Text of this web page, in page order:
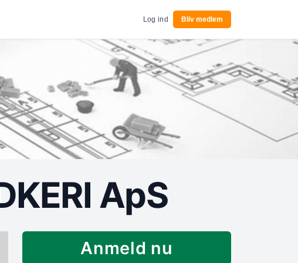
Log ind Bliv medlem
ApS
Anmeld nu